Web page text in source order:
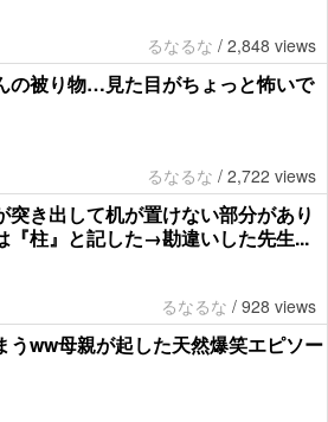
るなるな / 2,848 views
の被り物…見た目がちょっと怖いで
るなるな / 2,722 views
突き出して机が置けない部分があり
『柱』と記した→勘違いした先生...
るなるな / 928 views
うww母親が起した天然爆笑エピソー